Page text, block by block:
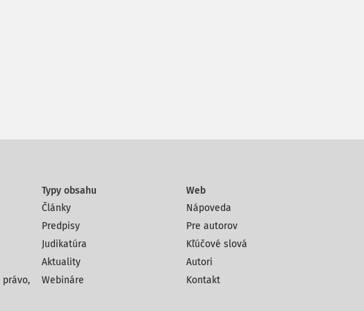
právo,
Typy obsahu
Články
Predpisy
Judikatúra
Aktuality
Webináre
Web
Nápoveda
Pre autorov
Kľúčové slová
Autori
Kontakt